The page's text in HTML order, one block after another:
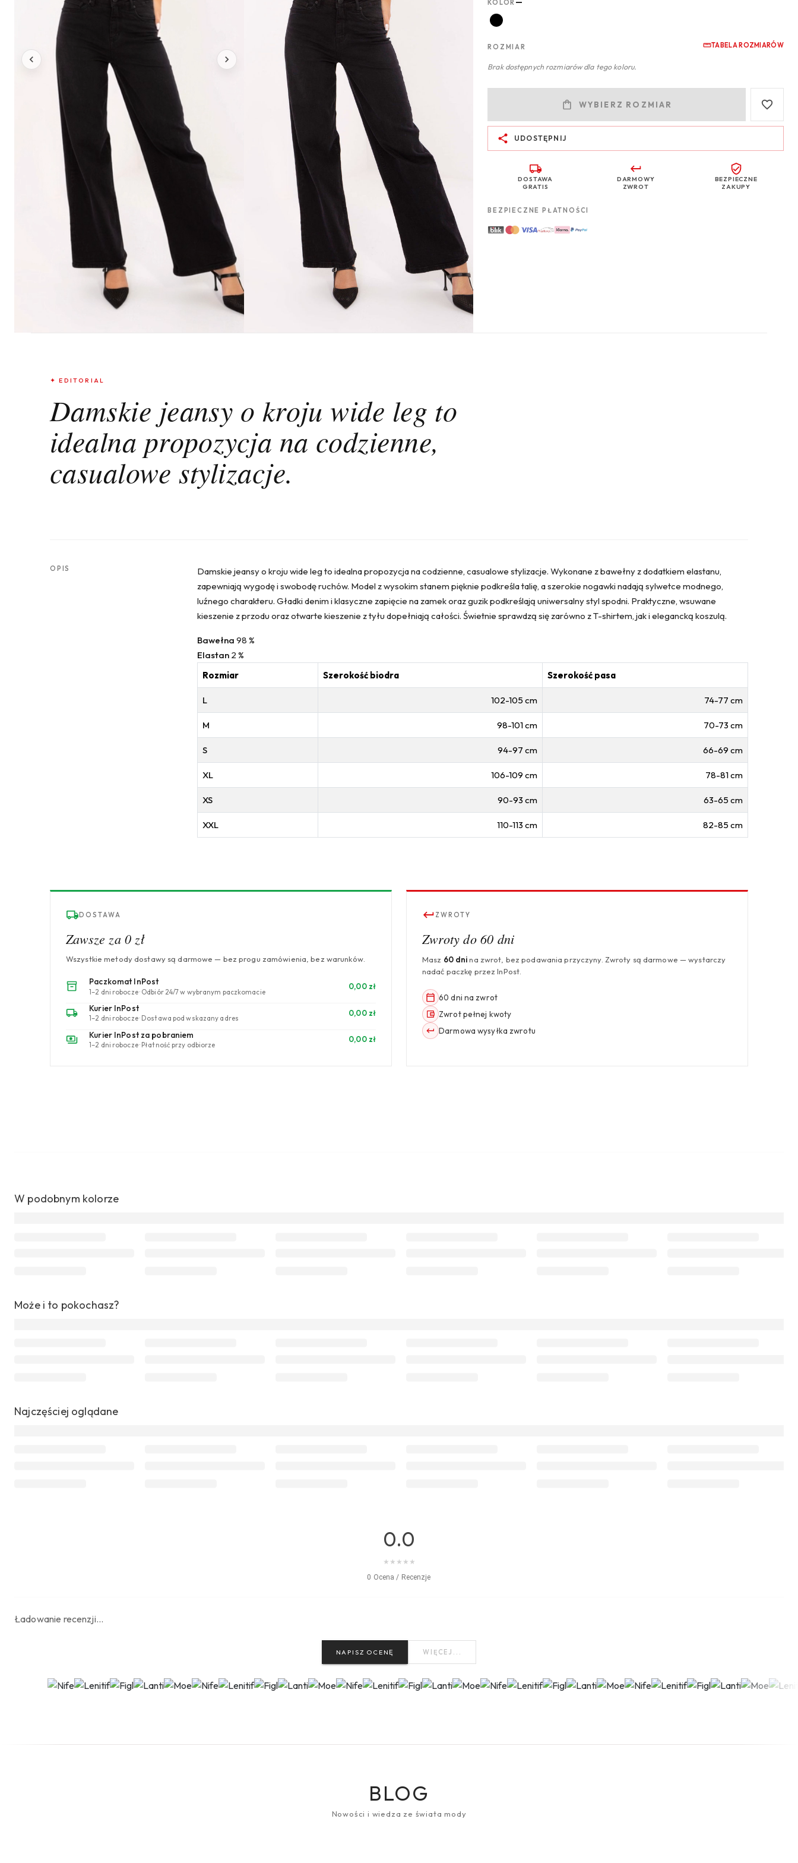
KOLOR
ROZMIAR TABELA ROZMIARÓW
Brak dostępnych rozmiarów dla tego koloru.
WYBIERZ ROZMIAR
UDOSTĘPNIJ
DOSTAWA
GRATIS
DARMOWY
ZWROT
BEZPIECZNE
ZAKUPY
BEZPIECZNE PŁATNOŚCI
✦ EDITORIAL
Damskie jeansy o kroju wide leg to
idealna propozycja na codzienne,
casualowe stylizacje.
OPIS
Damskie jeansy o kroju wide leg to idealna propozycja na codzienne, casualowe stylizacje. Wykonane z bawełny z dodatkiem elastanu,
zapewniają wygodę i swobodę ruchów. Model z wysokim stanem pięknie podkreśla talię, a szerokie nogawki nadają sylwetce modnego,
luźnego charakteru. Gładki denim i klasyczne zapięcie na zamek oraz guzik podkreślają uniwersalny styl spodni. Praktyczne, wsuwane
kieszenie z przodu oraz otwarte kieszenie z tyłu dopełniają całości. Świetnie sprawdzą się zarówno z T-shirtem, jak i elegancką koszulą.
Bawełna 98 %
Elastan 2 %
Rozmiar
Szerokość biodra Szerokość pasa
L 102-105 cm 74-77 cm
M 98-101 cm 70-73 cm
S 94-97 cm 66-69 cm
XL 106-109 cm 78-81 cm
XS 90-93 cm 63-65 cm
XXL 110-113 cm 82-85 cm
DOSTAWA
Zawsze za 0 zł
Wszystkie metody dostawy są darmowe — bez progu zamówienia, bez warunków.
Paczkomat InPost
1–2 dni robocze · Odbiór 24/7 w wybranym paczkomacie
0,00 zł
Kurier InPost
1–2 dni robocze · Dostawa pod wskazany adres
0,00 zł
Kurier InPost za pobraniem
1–2 dni robocze · Płatność przy odbiorze
0,00 zł
ZWROTY
Zwroty do 60 dni
Masz 60 dnina zwrot, bez podawania przyczyny. Zwroty są darmowe — wystarczy
nadać paczkę przez InPost.
60 dni na zwrot
Zwrot pełnej kwoty
Darmowa wysyłka zwrotu
W podobnym kolorze
Może i to pokochasz?
Najczęściej oglądane
0.0
★ ★ ★ ★ ★
0 Ocena / Recenzje
Ładowanie recenzji…
NAPISZ OCENĘ WIĘCEJ...
BLOG
Nowości i wiedza ze świata mody